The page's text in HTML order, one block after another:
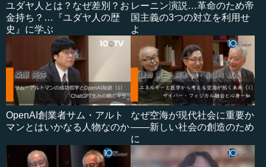
ユダヤ人とは？なぜ差別？お
金持ち？…『ユダヤ人の歴
史』に学ぶ
レーニン演説…革命のため帝
国主義の3つの対立を利用せ
よ
OpenAI創業者サム・アルト
マンとはいかなる人物なのか
なぜ空海が現代社会に重要か
――新しい社会の創造のため
に